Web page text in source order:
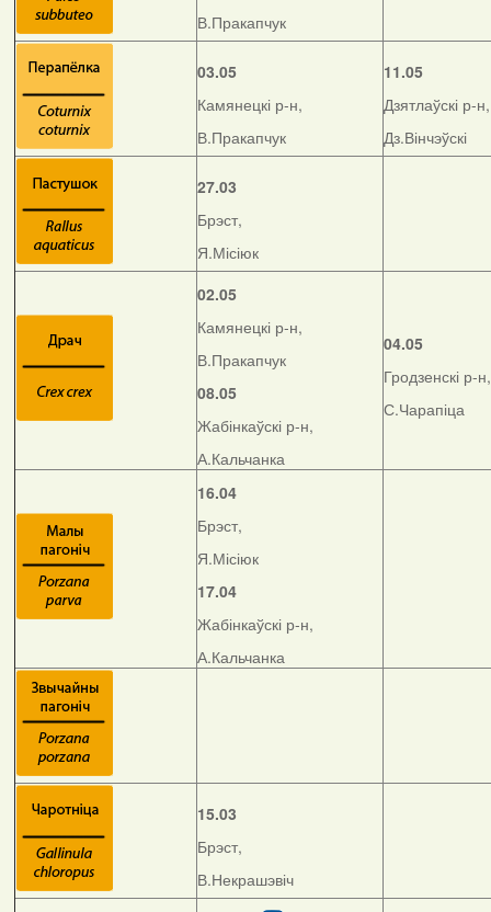
В.Пракапчук
03.05
Камянецкі р-н,
В.Пракапчук
11.05
Дзятлаўскі р-н,
Дз.Вінчэўскі
27.03
Брэст,
Я.Місіюк
02.05
Камянецкі р-н,
В.Пракапчук
08.05
Жабінкаўскі р-н,
А.Кальчанка
04.05
Гродзенскі р-н,
С.Чарапіца
16.04
Брэст,
Я.Місіюк
17.04
Жабінкаўскі р-н,
А.Кальчанка
15.03
Брэст,
В.Некрашэвіч